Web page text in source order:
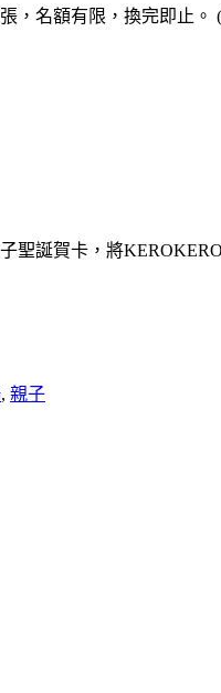
，名額有限，換完即止。
聖誕賀卡，將
, 親子